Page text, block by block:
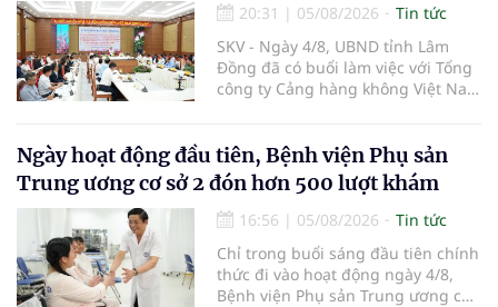
20:31 | 05/08/2026
Tin tức
SKV - Ngày 4/8, UBND tỉnh Lâm
Đồng đã có buổi làm việc với Tổng
công ty Cảng hàng không Việt Nam
tác giữa tỉnh Lâm Đồng và ACV
trong việc phục hồi hoạt động
hàng không, thúc đẩy mở mới các
đường bay nội địa và quốc tế.
Ngày hoạt động đầu tiên, Bệnh viện Phụ sản
Trung ương cơ sở 2 đón hơn 500 lượt khám
16:56 | 05/08/2026
Tin tức
Chỉ trong buổi sáng đầu tiên chính
thức đi vào hoạt động ngày 4/8,
Bệnh viện Phụ sản Trung ương cơ